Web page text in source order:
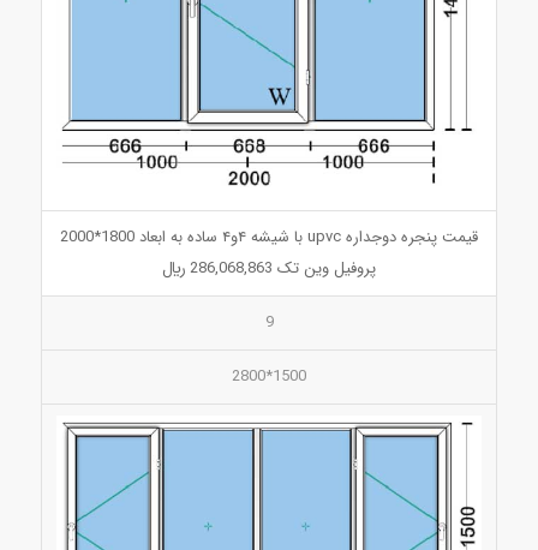
قیمت پنجره دوجداره upvc با شیشه ۴و۴ ساده به ابعاد 1800*2000
پروفیل وین تک 286,068,863 ريال
9
1500*2800